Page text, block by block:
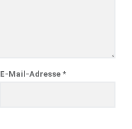
E-Mail-Adresse *